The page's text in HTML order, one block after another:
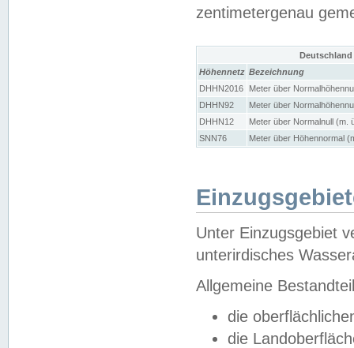
zentimetergenau
Höhennetz Bezeichnung
DHHN2016
Meter über
DHHN92
Meter über
DHHN12
Meter über Normalnull (m.
SNN76
Meter über Höhennormal
Unter Einzugsgebiet
unterirdisches
Allgemeine
die
die